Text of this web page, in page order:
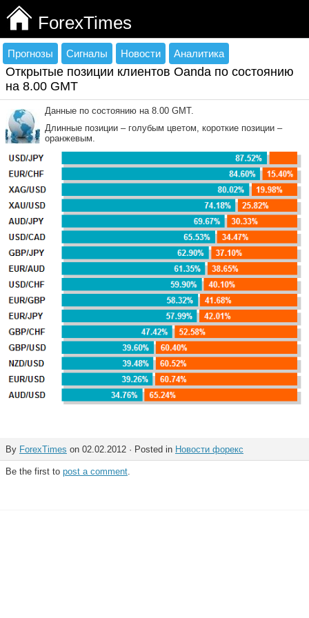
ForexTimes
Прогнозы Сигналы Новости Аналитика
Открытые позиции клиентов Oanda по состоянию
на 8.00 GMT
Данные по состоянию на 8.00 GMT.
Длинные позиции – голубым цветом, короткие позиции –
оранжевым.
By ForexTimes on 02.02.2012 · Posted in Новости форекс
Be the first to post a comment